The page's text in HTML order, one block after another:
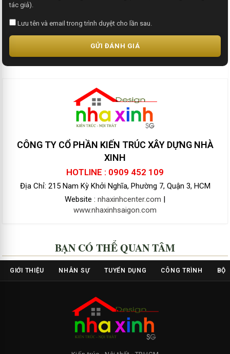
tác giả).
Lưu tên và email trong trình duyệt cho lần sau.
GỬI ĐÁNH GIÁ
CÔNG TY CỔ PHẦN KIẾN TRÚC XÂY DỰNG NHÀ
XINH
HOTLINE : 0909 452 109
Địa Chỉ: 215 Nam Kỳ Khởi Nghĩa, Phường 7, Quận 3, HCM
Website : nhaxinhcenter.com
www.nhaxinhsaigon.com
BẠN CÓ THỂ QUAN TÂM
GIỚI THIỆU NHÂN SỰ TUYỂN DỤNG CÔNG TRÌNH BỘ